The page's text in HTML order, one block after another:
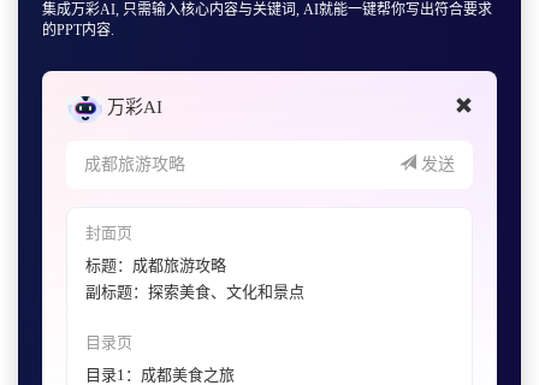
集成万彩AI, 只需输入核心内容与关键词, AI就能一键帮你写出符合要求
的PPT内容.
万彩AI
成都旅游攻略 发送
封面页
标题：成都旅游攻略
副标题：探索美食、文化和景点
目录页
目录1：成都美食之旅